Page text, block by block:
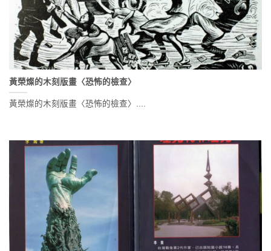
黃榮燦的木刻版畫〈恐怖的檢查〉
黃榮燦的木刻版畫〈恐怖的檢查〉....